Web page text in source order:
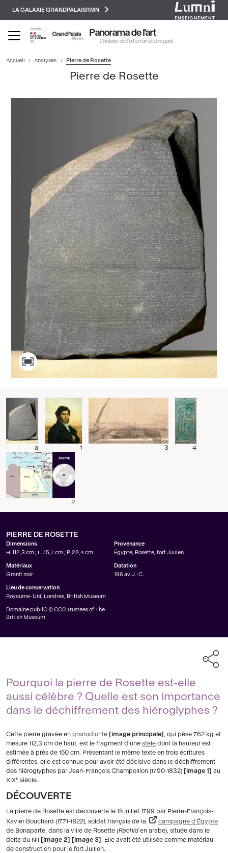
principal
LA GALAXIE GRANDPALAISRMN
Panorama de l'art
L’histoire de l’art en un seul regard
Accueil Analyses Pierre de Rosette
Pierre de Rosette
a 1 3 4
2
PIERRE DE ROSETTE
Dimensions
H. 112,3 cm ; L. 75,7 cm ; P. 28,4 cm
Provenance
Égypte, Rosette, fort Jullien
Matériaux
Granit noir
Datation
196 av. J.-C.
Lieu de conservation
Royaume-Uni, Londres, British Museum
Domaine publiC © CC0 Trustees of The
British Museum
Pourquoi la pierre de Rosette est-elle
aussi célèbre ? Quelle est son importance
dans le déchiffrement des hiéroglyphes ?
Cette pierre gravée en granodiorite image principale
, qui pèse 762 kg et
mesure 112,3 cm de haut, est le fragment d'une stèle dont la hauteur est
estimée à près de 150 cm. Présentant le même texte en trois écritures
différentes, elle est connue pour avoir été décisive dans le déchiffrement
des hiéroglyphes par Jean-François Champollion (1790-1832)
image 1
au
XIXe siècle.
DÉCOUVERTE
La pierre de Rosette est découverte le 15 juillet 1799 par Pierre-François-
Xavier Bouchard (1771-1822), soldat français de la
campagne d'Égypte
de Bonaparte, dans la ville de Rosette (Rachid en arabe), située dans le
delta du Nil
image 2 image 3 . Elle avait été utilisée comme matériau
de construction pour le fort Jullien.